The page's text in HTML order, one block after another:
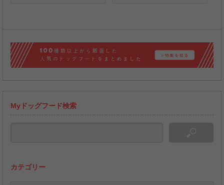
Myドッグフード検索
カテゴリー